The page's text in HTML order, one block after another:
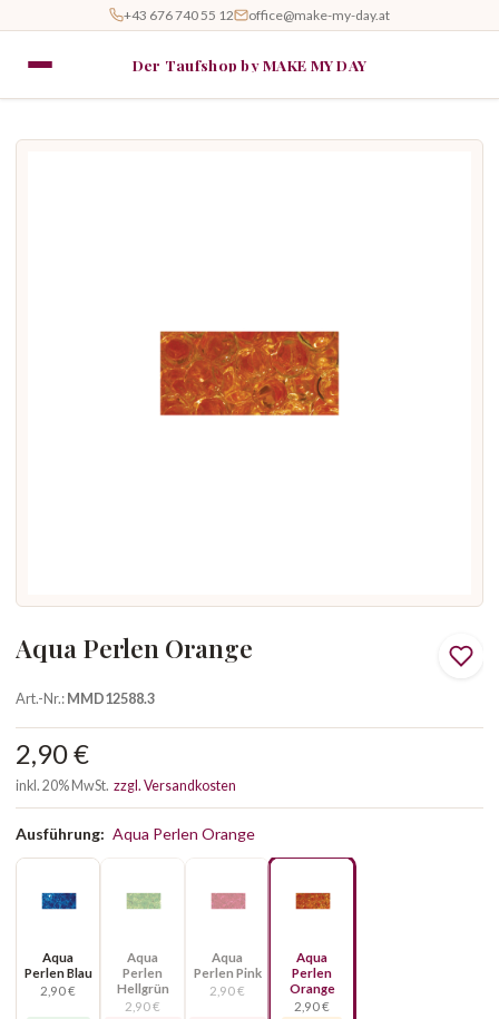
+43 676 740 55 12 office@make-my-day.at
Der Taufshop by MAKE MY DAY
Aqua Perlen Orange
Art.-Nr.:MMD12588.3
2,90 €
inkl. 20% MwSt. zzgl. Versandkosten
Ausführung: Aqua Perlen Orange
Aqua
Perlen Blau
2,90 €
Aqua
Perlen
Hellgrün
2,90 €
Aqua
Perlen Pink
2,90 €
Aqua
Perlen
Orange
2,90 €